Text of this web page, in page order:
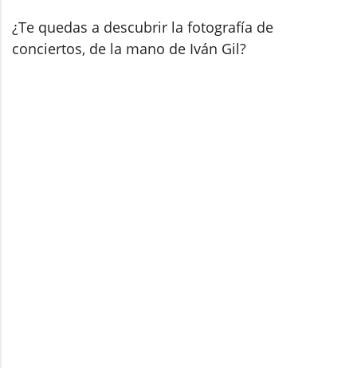
¿Te quedas a descubrir la fotografía de
conciertos, de la mano de Iván Gil?